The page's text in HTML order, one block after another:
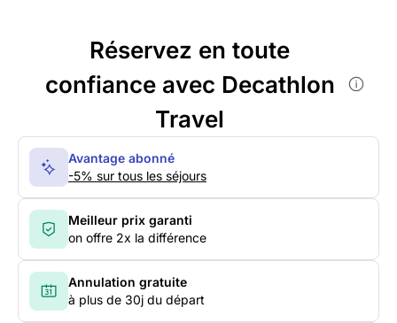
Réservez en toute
confiance avec Decathlon
Travel
Avantage abonné
-5% sur tous les séjours
Meilleur prix garanti
on offre 2x la différence
Annulation gratuite
à plus de 30j du départ